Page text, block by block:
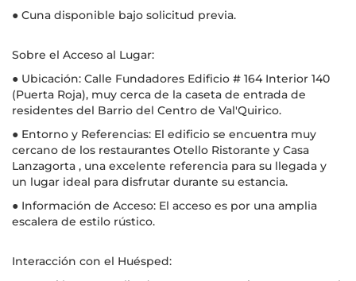
● Cuna disponible bajo solicitud previa.
Sobre el Acceso al Lugar:
● Ubicación: Calle Fundadores Edificio # 164 Interior 140
(Puerta Roja), muy cerca de la caseta de entrada de
residentes del Barrio del Centro de Val'Quirico.
● Entorno y Referencias: El edificio se encuentra muy
cercano de los restaurantes Otello Ristorante y Casa
Lanzagorta , una excelente referencia para su llegada y
un lugar ideal para disfrutar durante su estancia.
● Información de Acceso: El acceso es por una amplia
escalera de estilo rústico.
Interacción con el Huésped: